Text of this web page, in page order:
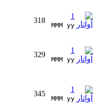
1
MMM yy
318
1
MMM yy
329
1
MMM yy
345